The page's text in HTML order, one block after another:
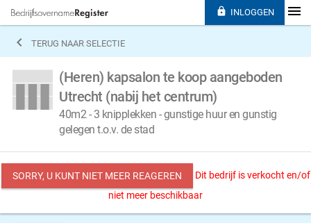
 TERUG NAAR SELECTIE
(Heren) kapsalon te koop aangeboden
Utrecht (nabij het centrum)
40m2 - 3 knipplekken - gunstige huur en gunstig
gelegen t.o.v. de stad
SORRY, U KUNT NIET MEER REAGEREN
Dit bedrijf is verkocht en/of
niet meer beschikbaar
 INLOGGEN